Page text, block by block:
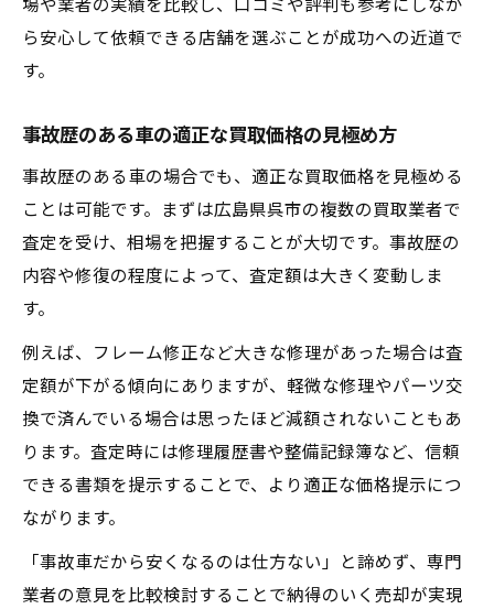
場や業者の実績を比較し、口コミや評判も参考にしなが
ら安心して依頼できる店舗を選ぶことが成功への近道で
す。
事故歴のある車の適正な買取価格の見極め方
事故歴のある車の場合でも、適正な買取価格を見極める
ことは可能です。まずは広島県呉市の複数の買取業者で
査定を受け、相場を把握することが大切です。事故歴の
内容や修復の程度によって、査定額は大きく変動しま
す。
例えば、フレーム修正など大きな修理があった場合は査
定額が下がる傾向にありますが、軽微な修理やパーツ交
換で済んでいる場合は思ったほど減額されないこともあ
ります。査定時には修理履歴書や整備記録簿など、信頼
できる書類を提示することで、より適正な価格提示につ
ながります。
「事故車だから安くなるのは仕方ない」と諦めず、専門
業者の意見を比較検討することで納得のいく売却が実現